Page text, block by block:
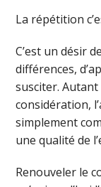
La répétition
C’est un désir
différences,
susciter. Autant
considération,
simplement
une qualité de
Renouveler le